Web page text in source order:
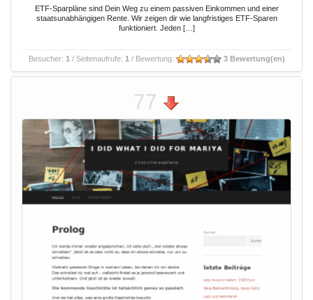
ETF-Sparpläne sind Dein Weg zu einem passiven Einkommen und einer
staatsunabhängigen Rente. Wir zeigen dir wie langfristiges ETF-Sparen
funktioniert. Jeden […]
Besucher: 1 / Seitenaufrufe: 1 / Bewertung: 3 Bewertung(en)
77